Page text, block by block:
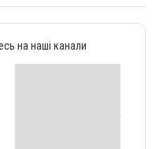
на наші канали